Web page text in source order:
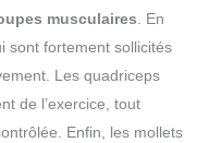
musculaires. En
sont fortement sollicités
Les quadriceps
de l’exercice, tout
Enfin, les mollets